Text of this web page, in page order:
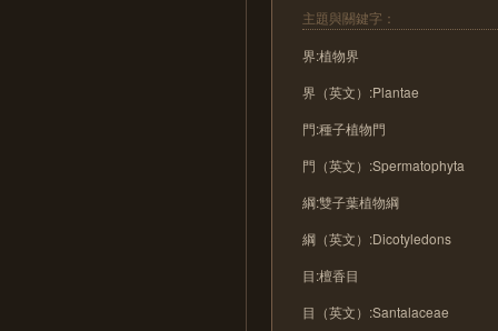
主題與關鍵字：
界:植物界
界（英文）:Plantae
門:種子植物門
門（英文）:Spermatophyta
綱:雙子葉植物綱
綱（英文）:Dicotyledons
目:檀香目
目（英文）:Santalaceae